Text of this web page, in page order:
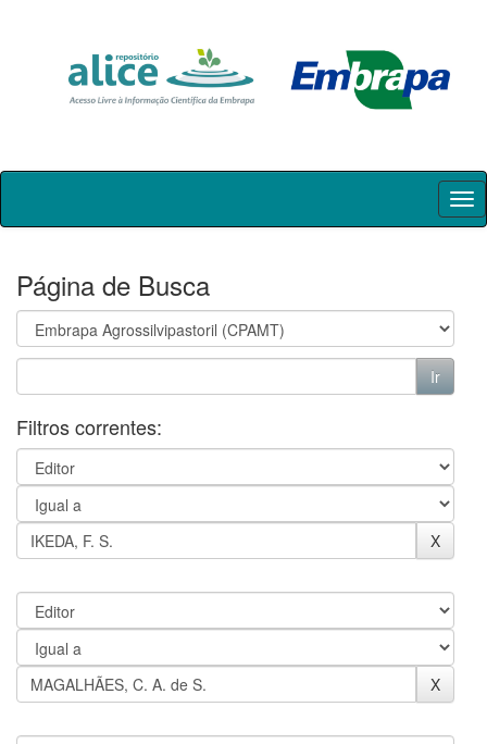
Skip
Página de Busca
Filtros correntes: